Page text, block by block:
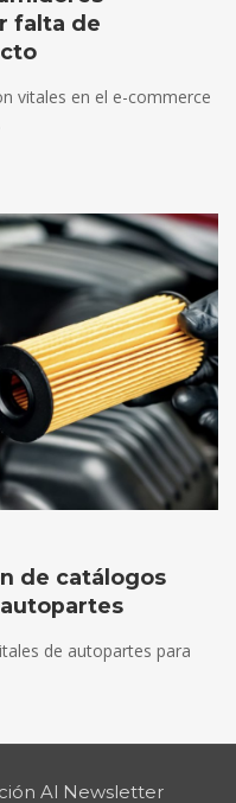
falta de
vitales en el e-commerce
de catálogos
de autopartes para
Al Newsletter